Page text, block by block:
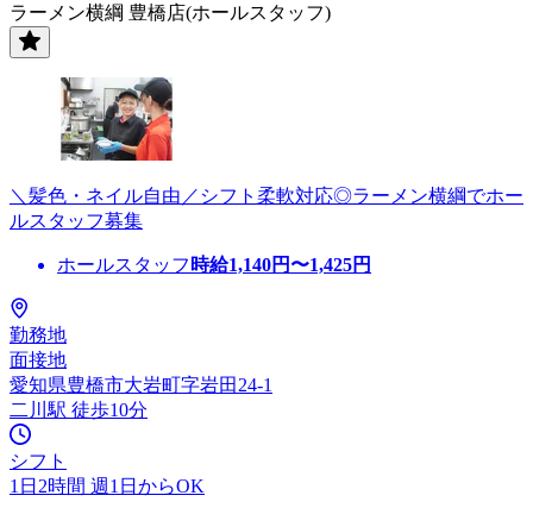
ラーメン横綱 豊橋店(ホールスタッフ)
＼髪色・ネイル自由／シフト柔軟対応◎ラーメン横綱でホー
ルスタッフ募集
ホールスタッフ 時給1,140円〜1,425円
勤務地
面接地
愛知県豊橋市大岩町字岩田24-1
二川駅 徒歩10分
シフト
1日2時間 週1日からOK